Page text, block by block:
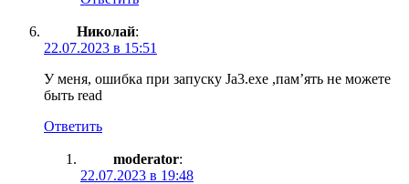
Николай:
22.07.2023 в 15:51
У меня, ошибка при запуску Ja3.exe ,пам’ять не можете
быть read
Ответить
moderator:
22.07.2023 в 19:48